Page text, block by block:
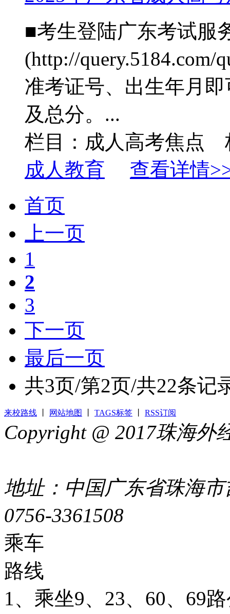
■考生登陆广东考试服
(http://query.5184.com/
准考证号、出生年月
及总分。...
栏目：成人高考焦点
成人教育
查看详情
首页
上一页
1
2
3
下一页
最后一页
共3页/第2页/共22条记
来校路线 网站地图 TAGS标签 RSS订阅
Copyright @ 2017珠海
地址：中国广东省珠海
0756-3361508
乘车
路线
1、乘坐9、23、60、69